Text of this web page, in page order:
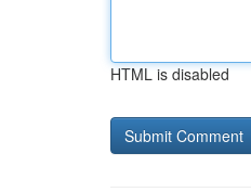
HTML is disabled